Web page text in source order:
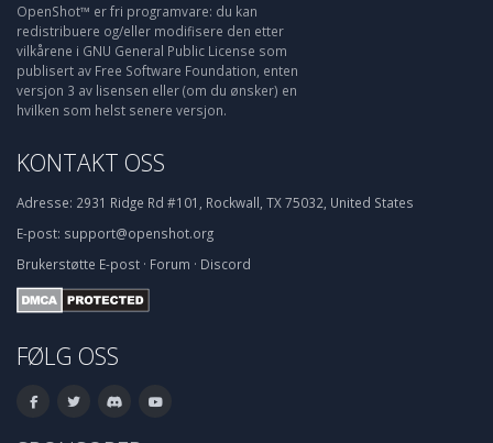
OpenShot™ er fri programvare: du kan
redistribuere og/eller modifisere den etter
vilkårene i GNU General Public License som
publisert av Free Software Foundation, enten
versjon 3 av lisensen eller (om du ønsker) en
hvilken som helst senere versjon.
KONTAKT OSS
Adresse: 2931 Ridge Rd #101, Rockwall, TX 75032, United States
E-post: support@openshot.org
Brukerstøtte E-post · Forum · Discord
FØLG OSS